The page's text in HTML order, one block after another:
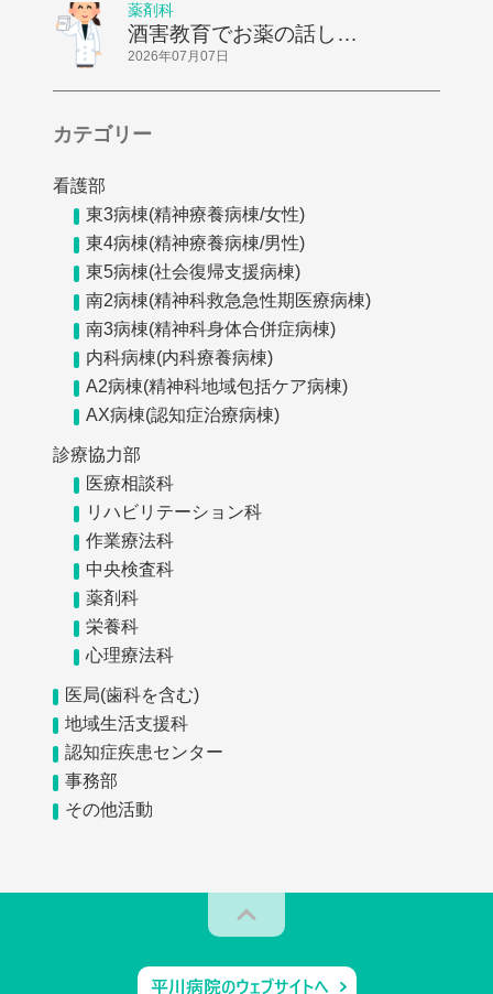
薬剤科
酒害教育でお薬の話しを
してきました
2026年07月07日
カテゴリー
看護部
東3病棟(精神療養病棟/女性)
東4病棟(精神療養病棟/男性)
東5病棟(社会復帰支援病棟)
南2病棟(精神科救急急性期医療病棟)
南3病棟(精神科身体合併症病棟)
内科病棟(内科療養病棟)
A2病棟(精神科地域包括ケア病棟)
AX病棟(認知症治療病棟)
診療協力部
医療相談科
リハビリテーション科
作業療法科
中央検査科
薬剤科
栄養科
心理療法科
医局(歯科を含む)
地域生活支援科
認知症疾患センター
事務部
その他活動